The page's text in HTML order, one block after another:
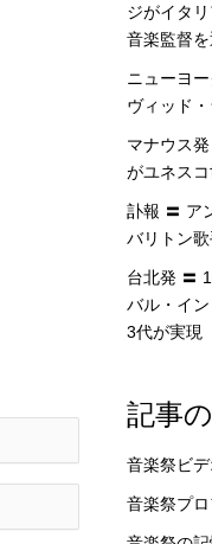
ジがイタ
音楽監督
ニューヨ
ヴィッド
マナウス
がユネス
訃報 〓 ア
バリトン
台北発 〓
バル・イ
3代が実現
記事
音楽祭ビ
音楽祭プ